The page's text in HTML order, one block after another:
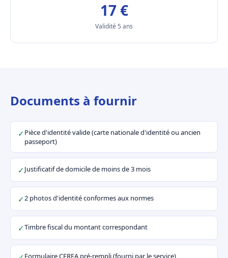
17 €
Validité 5 ans
Documents à fournir
✓ Pièce d'identité valide (carte nationale d'identité ou ancien
passeport)
✓Justificatif de domicile de moins de 3 mois
✓2 photos d'identité conformes aux normes
✓Timbre fiscal du montant correspondant
Formulaire CERFA pré-rempli (fourni par le service)